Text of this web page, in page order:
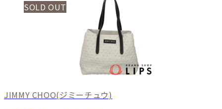
SOLD OUT
JIMMY CHOO(ジミーチュウ)